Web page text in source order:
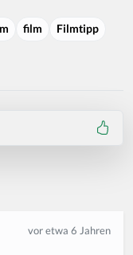
film Filmtipp
vor etwa 6 Jahren